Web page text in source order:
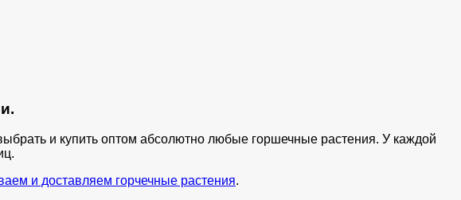
и купить оптом абсолютно любые горшечные растения. У каждой
и доставляем горчечные растения.